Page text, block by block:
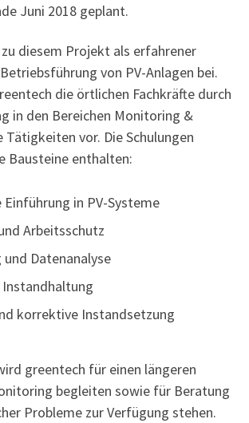
Juni 2018 geplant.
diesem Projekt als erfahrener
von PV-Anlagen bei.
die örtlichen Fachkräfte durch
in den Bereichen Monitoring &
vor. Die Schulungen
Bausteine enthalten:
in PV-Systeme
Arbeitsschutz
Datenanalyse
korrektive Instandsetzung
greentech für einen längeren
begleiten sowie für Beratung
Probleme zur Verfügung stehen.